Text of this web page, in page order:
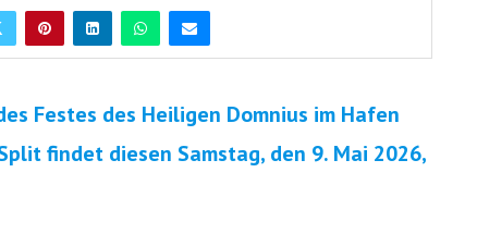
Festes des Heiligen Domnius im Hafen
findet diesen Samstag, den 9. Mai 2026,